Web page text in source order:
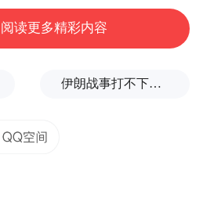
后置三摄系统包括一颗
、一颗2亿像素潜望式长
万像素超广角镜头，
青海湖电池，支
读更多精彩内容
伊朗战事打不下去了？美军参联会主席力主“翻篇”